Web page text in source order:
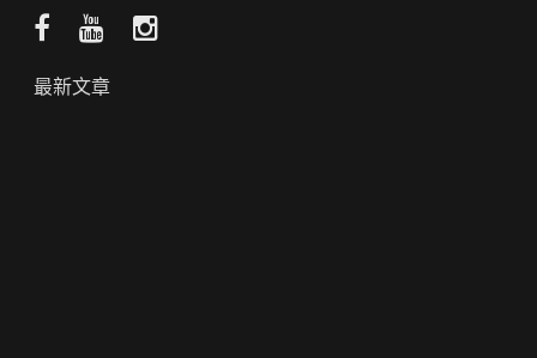
Facebook
團
YouTube
頻
Instagram
最新文章